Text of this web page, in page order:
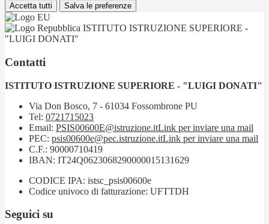
Accetta tutti Salva le preferenze
ISTITUTO ISTRUZIONE SUPERIORE -
"LUIGI DONATI"
Contatti
ISTITUTO ISTRUZIONE SUPERIORE - "LUIGI DONATI"
Via Don Bosco, 7 - 61034 Fossombrone PU
Tel: 0721715023
Email: PSIS00600E@istruzione.itLink per inviare una mail
PEC: psis00600e@pec.istruzione.itLink per inviare una mail
C.F.: 90000710419
IBAN: IT24Q0623068290000015131629
CODICE IPA: istsc_psis00600e
Codice univoco di fatturazione: UFTTDH
Seguici su